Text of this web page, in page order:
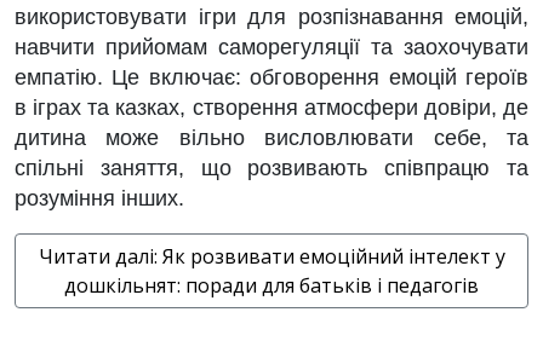
використовувати ігри для розпізнавання емоцій,
навчити прийомам саморегуляції та заохочувати
емпатію. Це включає: обговорення емоцій героїв
в іграх та казках, створення атмосфери довіри, де
дитина може вільно висловлювати себе, та
спільні заняття, що розвивають співпрацю та
розуміння інших.
Читати далі: Як розвивати емоційний інтелект у
дошкільнят: поради для батьків і педагогів